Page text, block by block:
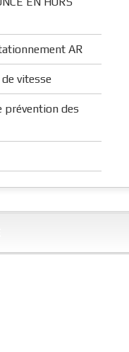
AR
vitesse
prévention des